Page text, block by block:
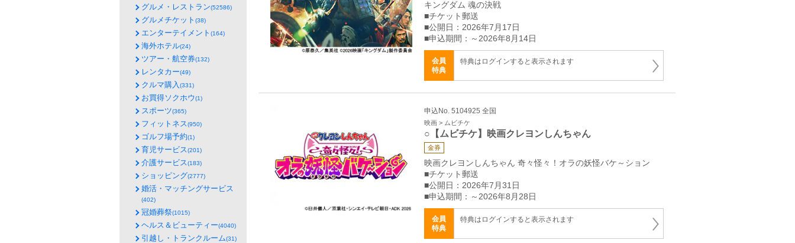
キングダム 魂の決戦
■チケット郵送
■公開日：2026年7月17日
■申込期間：～2026年8月14日
会員
特典
特典はログインすると表示されます
申込No. 5104925 全国
映画 > ムビチケ
○【ムビチケ】映画クレヨンしんちゃん
金券
映画クレヨンしんちゃん 奇々怪々！オラの妖怪バケ～ション
■チケット郵送
■公開日：2026年7月31日
■申込期間：～2026年8月28日
会員
特典
特典はログインすると表示されます
グルメ・レストラン(52586)
グルメチケット (38)
エンターテイメント (164)
海外ホテル(24)
ツアー・航空券(132)
レンタカー(49)
クルマ購入 (331)
お買得ソクホウ(1)
スポーツ(365)
フィットネス(950)
ゴルフ場予約(1)
育児サービス(201)
介護サービス(183)
ショッピング(2777)
婚活・マッチングサービス
(402)
冠婚葬祭(1015)
ヘルス＆ビューティー(4040)
引越し・トランクルーム(31)